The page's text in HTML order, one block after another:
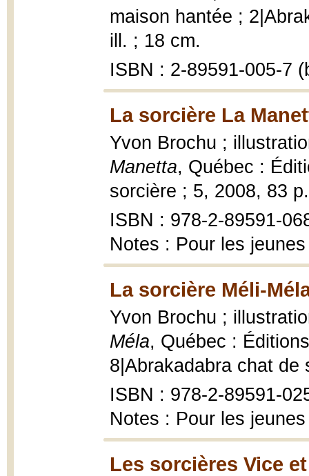
maison hantée ;
ill. ; 18 cm.
ISBN : 2-89591-005-7
La sorcière La
Yvon Brochu ;
Manetta, Québec :
sorcière ; 5, 2008, 83
ISBN : 978-2-89591-
Notes : Pour les
La sorcière Méli-
Yvon Brochu ;
Méla, Québec :
8|Abrakadabra chat
ISBN : 978-2-89591-
Notes : Pour les
Les sorcières Vice